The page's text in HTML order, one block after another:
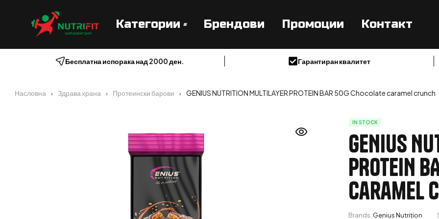
Категории Брендови Промоции Контакт
Бесплатна испорака над 2000 ден. Гарантиран квалитет
Насловна Здрава храна Протеински барови GENIUS NUTRITION MULTILAYER PROTEIN BAR 50G Chocolate caramel crunch
IN STOCK
GENIUS
PROTEIN
caramel
Brands: Genius Nutrition